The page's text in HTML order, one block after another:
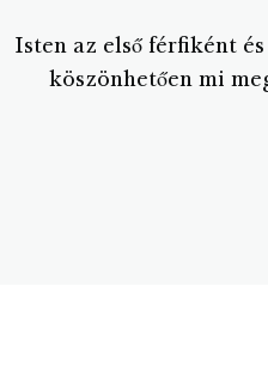
Isten az első férfiként
köszönhetően mi